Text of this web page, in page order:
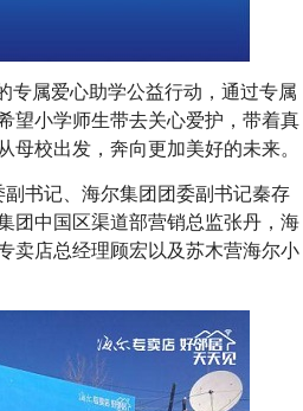
属爱心助学公益行动，通过专属
望小学师生带去关心爱护，带着真
校出发，奔向更加美好的未来。
书记、海尔集团团委副书记秦存
团中国区渠道部营销总监张丹，海
卖店总经理顾宏以及苏木营海尔小